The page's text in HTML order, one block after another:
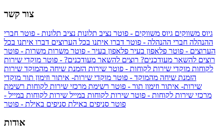
צור קשר
גיוס משווקים גיוס משווקים - פוטר נציב תלונות נציב תלונות - פוטר חברי
ההנהלה חברי ההנהלה - פוטר דברו איתנו בכל הערוצים דברו איתנו בכל
הערוצים - פוטר פלאפון בעיר פלאפון בעיר - פוטר משרות משרות - פוטר
רוצים להשאר מעודכנים? רוצים להשאר מעודכנים? - פוטר מוקדי שירות
לקוחות מוקדי שירות לקוחות - פוטר שירות הזמנת שיחה מהמוקד שירות
הזמנת שיחה מהמוקד - פוטר מוקדי שירות- איתור וזימון תור מוקדי
שירות- איתור וזימון תור - פוטר רשימת מרכזי שירות לקוחות רשימת
מרכזי שירות לקוחות - פוטר שירות לקוחות במייל שירות לקוחות במייל -
פוטר סניפים באילת סניפים באילת - פוטר
אודות